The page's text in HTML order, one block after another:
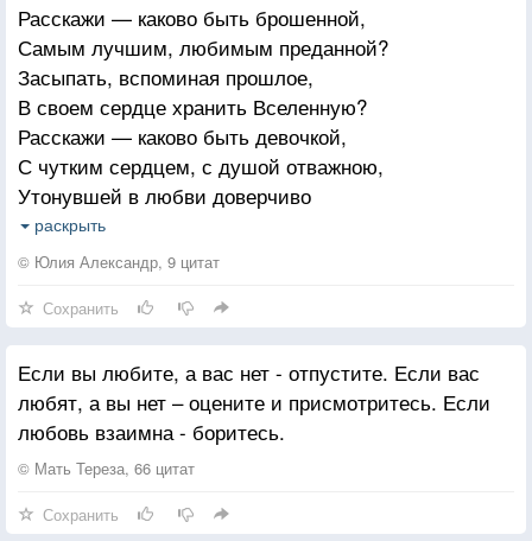
Расскажи — каково быть брошенной,
Самым лучшим, любимым преданной?
Засыпать, вспоминая прошлое,
В своем сердце хранить Вселенную?
Расскажи — каково быть девочкой,
С чутким сердцем, с душой отважною,
Утонувшей в любви доверчиво
И сгоревшею в ней же заживо?
Расскажи — каково быть раненой
Ненавидеть его так пламенно,
Но в глазах находить спасение?
И мечтать, засыпая вечером,
Чтобы сердце больное зажило
Расскажи — каково быть девочкой,
В своих чувствах сгоревшей заживо?
раскрыть
© Юлия Александр, 9 цитат
Сохранить
Если вы любите, а вас нет - отпустите. Если вас
любят, а вы нет – оцените и присмотритесь. Если
любовь взаимна - боритесь.
© Мать Тереза, 66 цитат
Сохранить